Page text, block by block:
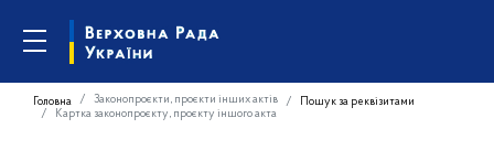
Головна Законопроєкти, проєкти інших актів
Пошук за реквізитами
Картка законопроєкту, проєкту іншого акта